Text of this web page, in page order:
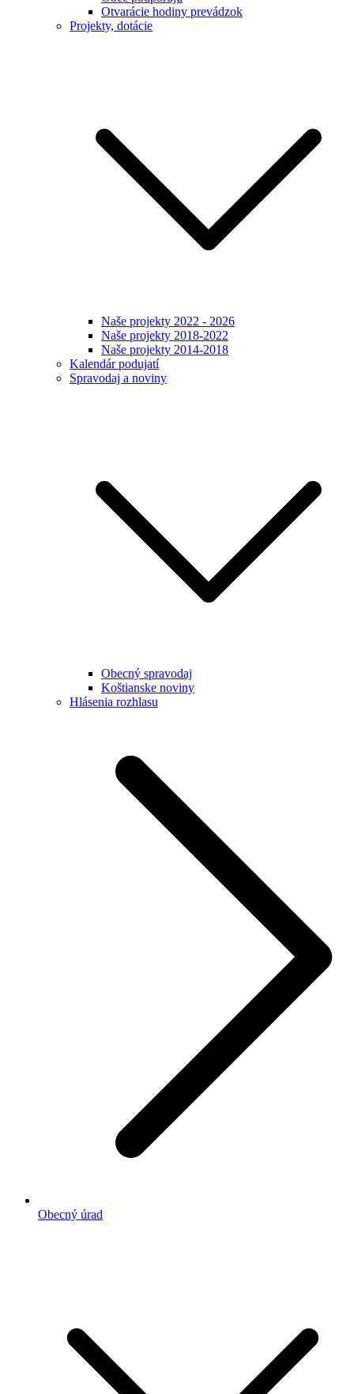
Otvarácie hodiny prevádzok
Projekty, dotácie
Naše projekty 2022 - 2026
Naše projekty 2018-2022
Naše projekty 2014-2018
Kalendár podujatí
Spravodaj a noviny
Obecný spravodaj
Koštianske noviny
Hlásenia rozhlasu
Obecný úrad